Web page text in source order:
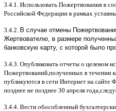
3.4.1. Использовать Пожертвования в
Российской Федерации в рамках
3.4.2. В случае отмены
Жертвователю, в размере
банковскую карту, с которой было
3.4.3. Опубликовать отчеты о целевом
Пожертвований полученных в течении
публикуются в сети Интернет на сайте
позднее не позднее 30 апреля года
3.4.4. Вести обособленный